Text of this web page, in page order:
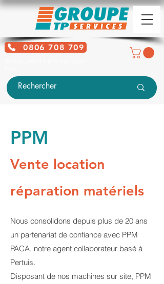
0806 708 709
PPM
Vente location
réparation matériels
Nous consolidons depuis plus de 20 ans
un partenariat de confiance avec PPM
PACA, notre agent collaborateur basé à
Pertuis.
Disposant de nos machines sur site, PPM